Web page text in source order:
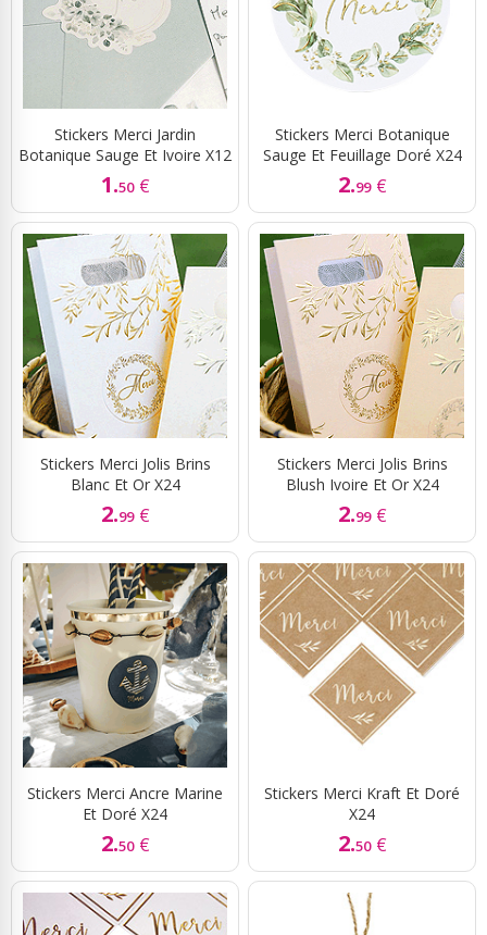
Stickers Merci Jardin
Botanique Sauge Et Ivoire X12
1.50 €
Stickers Merci Botanique
Sauge Et Feuillage Doré X24
2.99 €
Stickers Merci Jolis Brins
Blanc Et Or X24
2.99 €
Stickers Merci Jolis Brins
Blush Ivoire Et Or X24
2.99 €
Stickers Merci Ancre Marine
Et Doré X24
2.50 €
Stickers Merci Kraft Et Doré
X24
2.50 €